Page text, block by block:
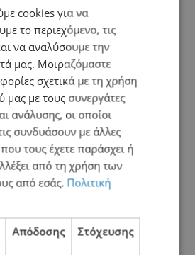
cookies για να
το περιεχόμενο, τις
να αναλύσουμε την
μας. Μοιραζόμαστε
σχετικά με τη χρήση
μας με τους συνεργάτες
ανάλυσης, οι οποίοι
συνδυάσουν με άλλες
τους έχετε παράσχει ή
από τη χρήση των
από εσάς. Πολιτική
Απόδοσης Στόχευσης